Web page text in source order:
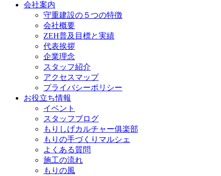
会社案内
守重建設の５つの特徴
会社概要
ZEH普及目標と実績
代表挨拶
企業理念
スタッフ紹介
アクセスマップ
プライバシーポリシー
お役立ち情報
イベント
スタッフブログ
もりしげカルチャー俱楽部
もりの手づくりマルシェ
よくある質問
施工の流れ
もりの風